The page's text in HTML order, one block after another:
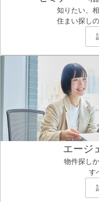
知りたい、
住まい探し
エージ
物件探し
す